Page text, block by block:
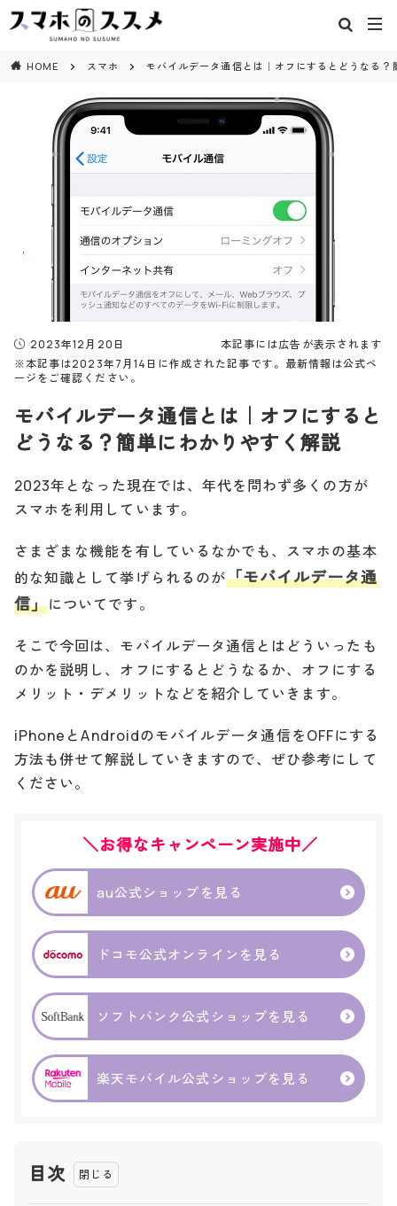
HOME スマホ モバイルデータ通信とは｜オフにするとどうなる？
2023年12月20日
本記事には広告が表示されます
※本記事は2023年7月14日に作成された記事です。最新情報は公式ペ
ージをご確認ください。
モバイルデータ通信とは｜オフにすると
どうなる？簡単にわかりやすく解説
2023年となった現在では、年代を問わず多くの方が
スマホを利用しています。
さまざまな機能を有しているなかでも、スマホの基本
的な知識として挙げられるのが「モバイルデータ通
信」についてです。
そこで今回は、モバイルデータ通信とはどういったも
のかを説明し、オフにするとどうなるか、オフにする
メリット・デメリットなどを紹介していきます。
iPhoneとAndroidのモバイルデータ通信をOFFにする
方法も併せて解説していきますので、ぜひ参考にして
ください。
＼お得なキャンペーン実施中／
au公式ショップを見る
ドコモ公式オンラインを見る
ソフトバンク公式ショップを見る
楽天モバイル公式ショップを見る
目次